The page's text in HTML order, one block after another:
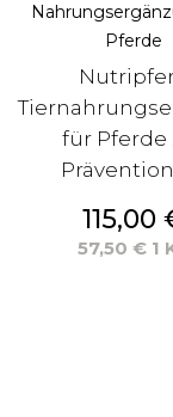
Pferde
für Pferde
Preis
115,00
57,50 € 1